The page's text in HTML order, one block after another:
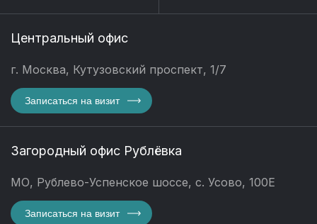
Центральный офис
г. Москва, Кутузовский проспект, 1/7
Записаться на визит
Загородный офис Рублёвка
МО, Рублево-Успенское шоссе, с. Усово, 100Е
Записаться на визит